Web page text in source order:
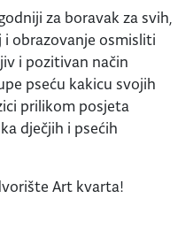
za boravak za svih,
i obrazovanje osmisliti
i pozitivan način
pseću kakicu svojih
prilikom posjeta
dječjih i psećih
Art kvarta!